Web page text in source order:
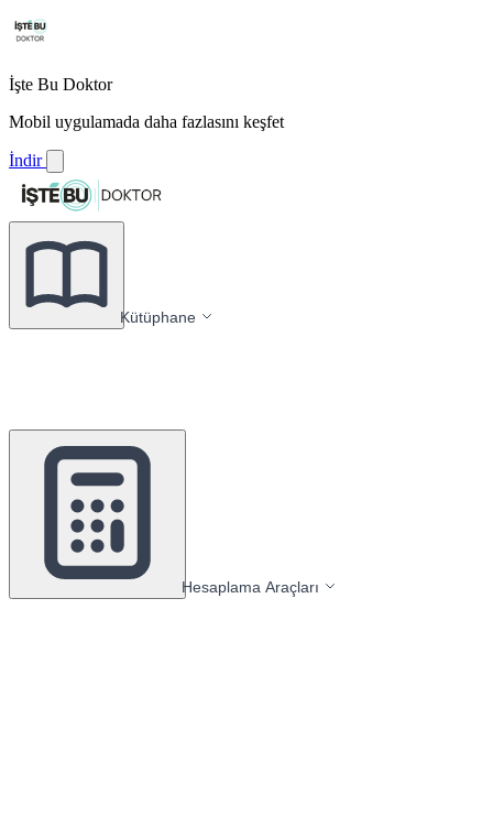
İşte Bu Doktor
Mobil uygulamada daha fazlasını keşfet
İndir
Kütüphane
Hesaplama Araçları